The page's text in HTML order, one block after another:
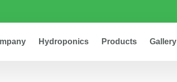
Hydroponics Products Gallery